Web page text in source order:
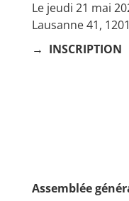
Le jeudi 21 mai
Lausanne 41,
→ INSCRIPTION
Assemblée